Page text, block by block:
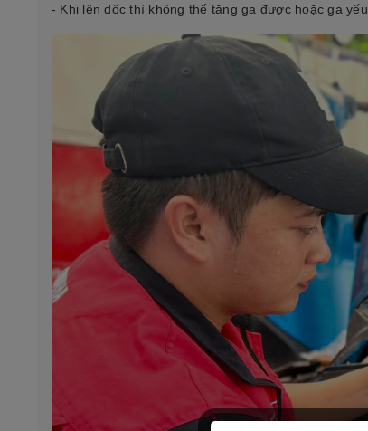
- Khi lên dốc thì không thể tăng ga được hoặc ga yếu.